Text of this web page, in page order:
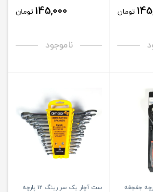
تومان 145,000 تومان
ناموجود
بکس ۱۲ پارچه جغجغه
ست آچار یک سر رینگ ۱۲ پارچه